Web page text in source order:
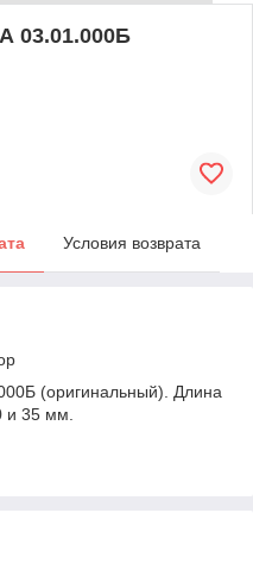
03.01.000Б
Условия возврата
(оригинальный). Длина
и 35 мм.